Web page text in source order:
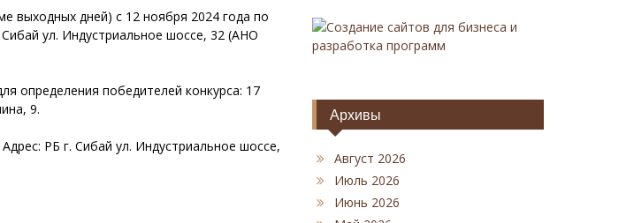
выходных дней) с 12 ноября 2024 года по
ул. Индустриальное шоссе, 32 (АНО
определения победителей конкурса: 17
9.
РБ г. Сибай ул. Индустриальное шоссе,
Создание сайтов для бизнеса и
разработка программ
Архивы
Август 2026
Июль 2026
Июнь 2026